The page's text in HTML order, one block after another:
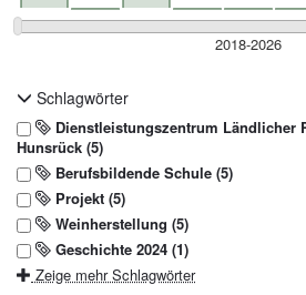
Schlagwörter
Dienstleistungszentrum Ländlicher
Hunsrück (5)
Berufsbildende Schule (5)
Projekt (5)
Weinherstellung (5)
Geschichte 2024 (1)
Zeige mehr Schlagwörter